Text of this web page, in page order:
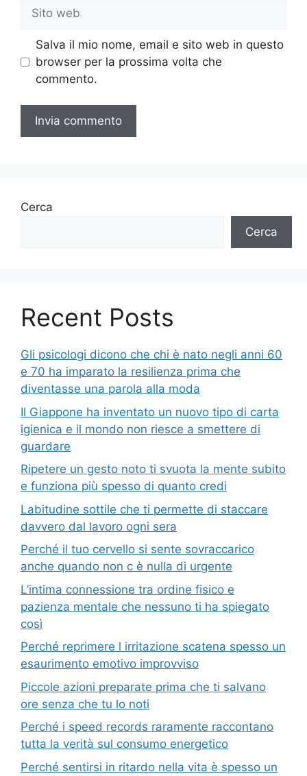
web
Salva il mio nome, email e sito web in questo
browser per la prossima volta che
commento.
Cerca
Cerca
Recent Posts
Gli psicologi dicono che chi è nato negli anni 60
e 70 ha imparato la resilienza prima che
diventasse una parola alla moda
Il Giappone ha inventato un nuovo tipo di carta
igienica e il mondo non riesce a smettere di
guardare
Ripetere un gesto noto ti svuota la mente subito
e funziona più spesso di quanto credi
Labitudine sottile che ti permette di staccare
davvero dal lavoro ogni sera
Perché il tuo cervello si sente sovraccarico
anche quando non c è nulla di urgente
L’intima connessione tra ordine fisico e
pazienza mentale che nessuno ti ha spiegato
così
Perché reprimere l irritazione scatena spesso un
esaurimento emotivo improvviso
Piccole azioni preparate prima che ti salvano
ore senza che tu lo noti
Perché i speed records raramente raccontano
tutta la verità sul consumo energetico
Perché sentirsi in ritardo nella vita è spesso un